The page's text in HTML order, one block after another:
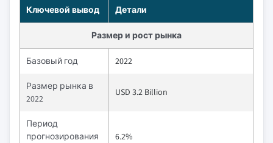
Ключевой вывод Детали
Размер и рост рынка
Базовый год 2022
Размер рынка в
2022
USD 3.2 Billion
Период
прогнозирования
6.2%